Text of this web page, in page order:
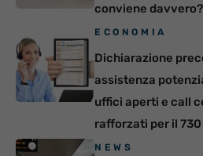
conviene davvero?
ECONOMIA
Dichiarazione
assistenza
uffici aperti e call
rafforzati per il 730
NEWS